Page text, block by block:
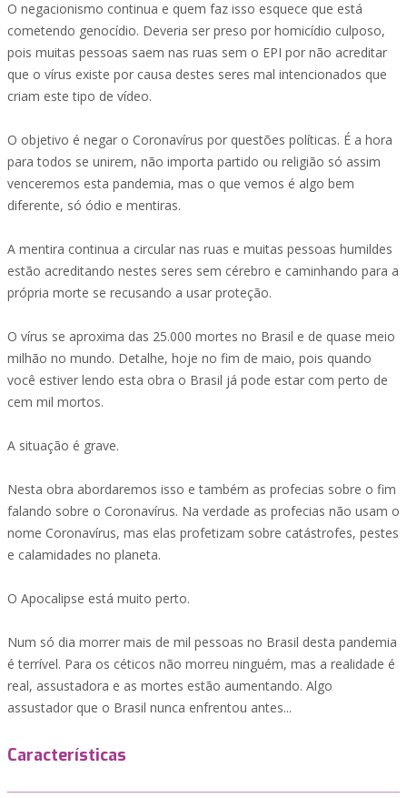
O negacionismo continua e quem faz isso esquece que está
cometendo genocídio. Deveria ser preso por homicídio culposo,
pois muitas pessoas saem nas ruas sem o EPI por não acreditar
que o vírus existe por causa destes seres mal intencionados que
criam este tipo de vídeo.
O objetivo é negar o Coronavírus por questões políticas. É a hora
para todos se unirem, não importa partido ou religião só assim
venceremos esta pandemia, mas o que vemos é algo bem
diferente, só ódio e mentiras.
A mentira continua a circular nas ruas e muitas pessoas humildes
estão acreditando nestes seres sem cérebro e caminhando para a
própria morte se recusando a usar proteção.
O vírus se aproxima das 25.000 mortes no Brasil e de quase meio
milhão no mundo. Detalhe, hoje no fim de maio, pois quando
você estiver lendo esta obra o Brasil já pode estar com perto de
cem mil mortos.
A situação é grave.
Nesta obra abordaremos isso e também as profecias sobre o fim
falando sobre o Coronavírus. Na verdade as profecias não usam o
nome Coronavírus, mas elas profetizam sobre catástrofes, pestes
e calamidades no planeta.
O Apocalipse está muito perto.
Num só dia morrer mais de mil pessoas no Brasil desta pandemia
é terrível. Para os céticos não morreu ninguém, mas a realidade é
real, assustadora e as mortes estão aumentando. Algo
assustador que o Brasil nunca enfrentou antes...
Características